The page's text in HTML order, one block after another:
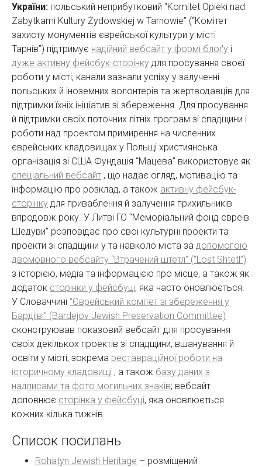
України: польський неприбутковий “Komitet Opieki nad
Zabytkami Kultury Żydowskiej w Tarnowie” (“Комітет
захисту монументів єврейської культури у місті
Тарнів”) підтримує надійний вебсайт у формі блоґу і
дуже активну фейсбук-сторінку для просування своєї
роботи у місті; канали зазнали успіху у залученні
польських й іноземних волонтерів та жертводавців для
підтримки їхніх ініціатив зі збереження. Для просування
й підтримки своїх поточних літніх програм зі спадщини і
роботи над проектом примирення на численних
єврейських кладовищах у Польщі християнська
організація зі США Фундація “Мацева” використовує як
спеціальний вебсайт , що надає огляд, мотивацію та
інформацію про розклад, а також активну фейсбук-
сторінку для приваблення й залучення прихильників
впродовж року. У Литві ГО “Меморіальний фонд євреїв
Шедуви” розповідає про свої культурні проекти та
проекти зі спадщини у та навколо міста за допомогою
двомовного вебсайту “Втрачений штетл” (“Lost Shtetl”)
з історією, медіа та інформацією про місце, а також як
додаток сторінки у фейсбуці, яка часто оновлюється.
У Словаччині “Єврейський комітет зі збереження у
Бардіїві” (Bardejov Jewish Preservation Committee)
сконструював показовий вебсайт для просування
своїх декількох проектів зі спадщини, вшанування й
освіти у місті, зокрема реставраційної роботи на
історичному кладовищі , а також базу даних з
надписами та фото могильних знаків; вебсайт
доповнює сторінка у фейсбуці, яка оновлюється
кожних кілька тижнів.
Список посилань
Rohatyn Jewish Heritage – розміщений